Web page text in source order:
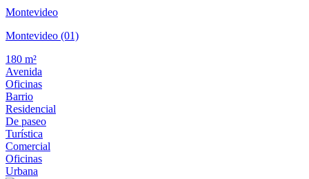
Montevideo
Montevideo (01)
180 m²
Avenida
Oficinas
Barrio
Residencial
De paseo
Turística
Comercial
Oficinas
Urbana